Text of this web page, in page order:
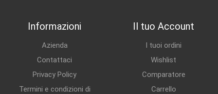
Informazioni
Azienda
Contattaci
Privacy Policy
Termini e condizioni di
Il tuo Account
I tuoi ordini
Wishlist
Comparatore
Carrello